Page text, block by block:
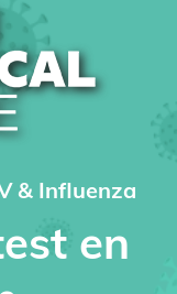
& Influenza
en